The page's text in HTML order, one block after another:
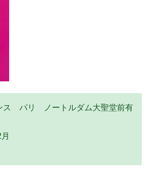
ス パリ ノートルダム大聖堂前有